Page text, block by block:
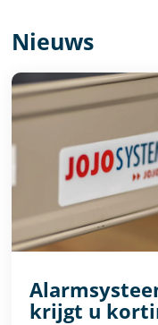
Nieuws
krijgt u